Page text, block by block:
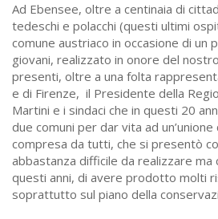
Ad Ebensee, oltre a centinaia di
tedeschi e polacchi (questi ultimi
comune austriaco in occasione di
giovani, realizzato in onore del
presenti, oltre a una folta
e di Firenze, il Presidente della
Martini e i sindaci che in questi 20
due comuni per dar vita ad un’unione
compresa da tutti, che si presentò
abbastanza difficile da realizzare ma
questi anni, di avere prodotto molti
soprattutto sul piano della